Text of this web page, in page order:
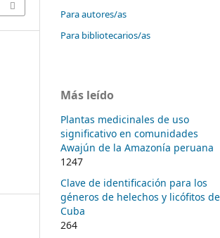
Para autores/as
Para bibliotecarios/as
Más leído
Plantas medicinales de uso
significativo en comunidades
Awajún de la Amazonía peruana
1247
Clave de identificación para los
géneros de helechos y licófitos de
Cuba
264